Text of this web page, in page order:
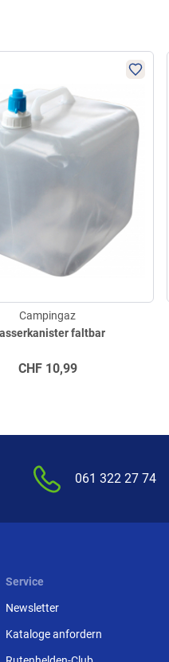
faltbar
Campingaz
CHF10,99
061 322 27 74
Service
Newsletter
Kataloge anfordern